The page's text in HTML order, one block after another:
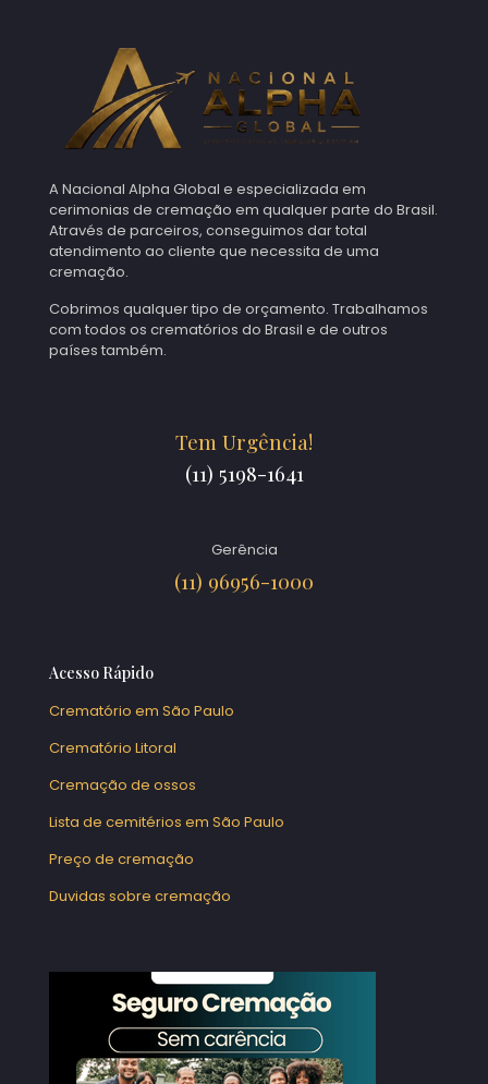
A Nacional Alpha Global e especializada em
cerimonias de cremação em qualquer parte do Brasil.
Através de parceiros, conseguimos dar total
atendimento ao cliente que necessita de uma
cremação.
Cobrimos qualquer tipo de orçamento. Trabalhamos
com todos os crematórios do Brasil e de outros
países também.
Tem Urgência!
(11) 5198-1641
Gerência
(11) 96956-1000
Acesso Rápido
Crematório em São Paulo
Crematório Litoral
Cremação de ossos
Lista de cemitérios em São Paulo
Preço de cremação
Duvidas sobre cremação